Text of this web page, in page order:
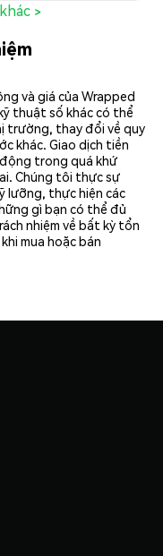
>
và giá của Wrapped
thuật số khác có thể
trường, thay đổi về quy
khác. Giao dịch tiền
trong quá khứ
Chúng tôi thực sự
lưỡng, thực hiện các
gì bạn có thể đủ
nhiệm về bất kỳ tổn
mua hoặc bán